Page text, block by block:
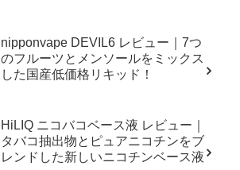
nipponvape DEVIL6 レビュー｜7つ
のフルーツとメンソールをミックス
した国産低価格リキッド！
HiLIQ ニコバコベース液 レビュー｜
タバコ抽出物とピュアニコチンをブ
レンドした新しいニコチンベース液